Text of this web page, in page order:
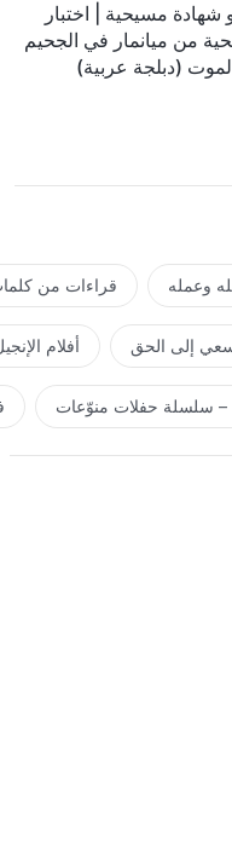
شهادة مسيحية | اختبار
من ميانمار في الجحيم
(دبلجة عربية)
قراءات من
أفلام
– سلسلة حفلات منوّعات